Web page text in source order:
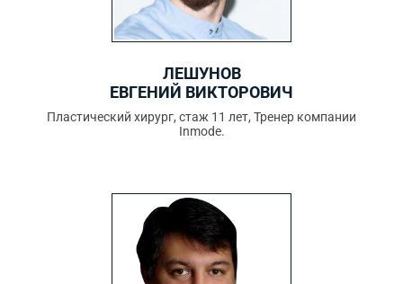
ЛЕШУНОВ
ЕВГЕНИЙ ВИКТОРОВИЧ
Пластический хирург, стаж 11 лет, Тренер компании
Inmode.